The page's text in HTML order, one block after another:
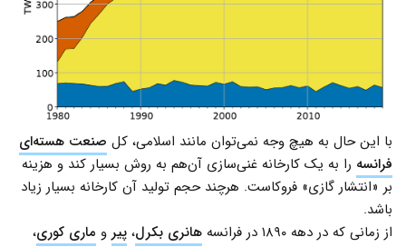
با این حال به هیچ وجه نمی‌توان مانند اسلامی، کل صنعت هسته‌ای
فرانسه را به یک کارخانه غنی‌سازی آن‌هم به روش بسیار کند و هزینه
بر «انتشار گازی» فروکاست. هرچند حجم تولید آن کارخانه بسیار زیاد
باشد.
از زمانی که در دهه ۱۸۹۰ در فرانسه
هانری بکرل، پیر و ماری کوری،